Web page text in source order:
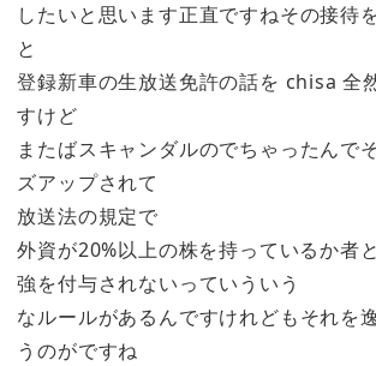
したいと思います正直ですねその接待
と
登録新車の生放送免許の話を chisa 全
すけど
またばスキャンダルのでちゃったんで
ズアップされて
放送法の規定で
外資が20%以上の株を持っているか者
強を付与されないっていういう
なルールがあるんですけれどもそれを
うのがですね